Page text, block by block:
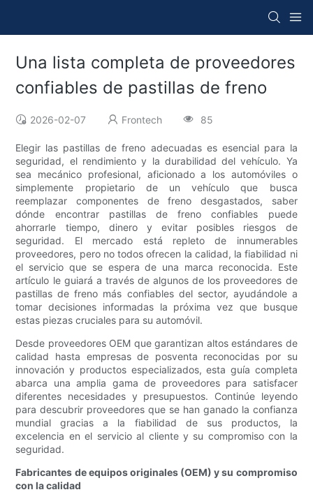
Una lista completa de proveedores
confiables de pastillas de freno
2026-02-07 Frontech 85
Elegir las pastillas de freno adecuadas es esencial para la
seguridad, el rendimiento y la durabilidad del vehículo. Ya
sea mecánico profesional, aficionado a los automóviles o
simplemente propietario de un vehículo que busca
reemplazar componentes de freno desgastados, saber
dónde encontrar pastillas de freno confiables puede
ahorrarle tiempo, dinero y evitar posibles riesgos de
seguridad. El mercado está repleto de innumerables
proveedores, pero no todos ofrecen la calidad, la fiabilidad ni
el servicio que se espera de una marca reconocida. Este
artículo le guiará a través de algunos de los proveedores de
pastillas de freno más confiables del sector, ayudándole a
tomar decisiones informadas la próxima vez que busque
estas piezas cruciales para su automóvil.
Desde proveedores OEM que garantizan altos estándares de
calidad hasta empresas de posventa reconocidas por su
innovación y productos especializados, esta guía completa
abarca una amplia gama de proveedores para satisfacer
diferentes necesidades y presupuestos. Continúe leyendo
para descubrir proveedores que se han ganado la confianza
mundial gracias a la fiabilidad de sus productos, la
excelencia en el servicio al cliente y su compromiso con la
seguridad.
Fabricantes de equipos originales (OEM) y su compromiso
con la calidad